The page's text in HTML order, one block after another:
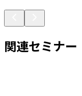
関連セミナー